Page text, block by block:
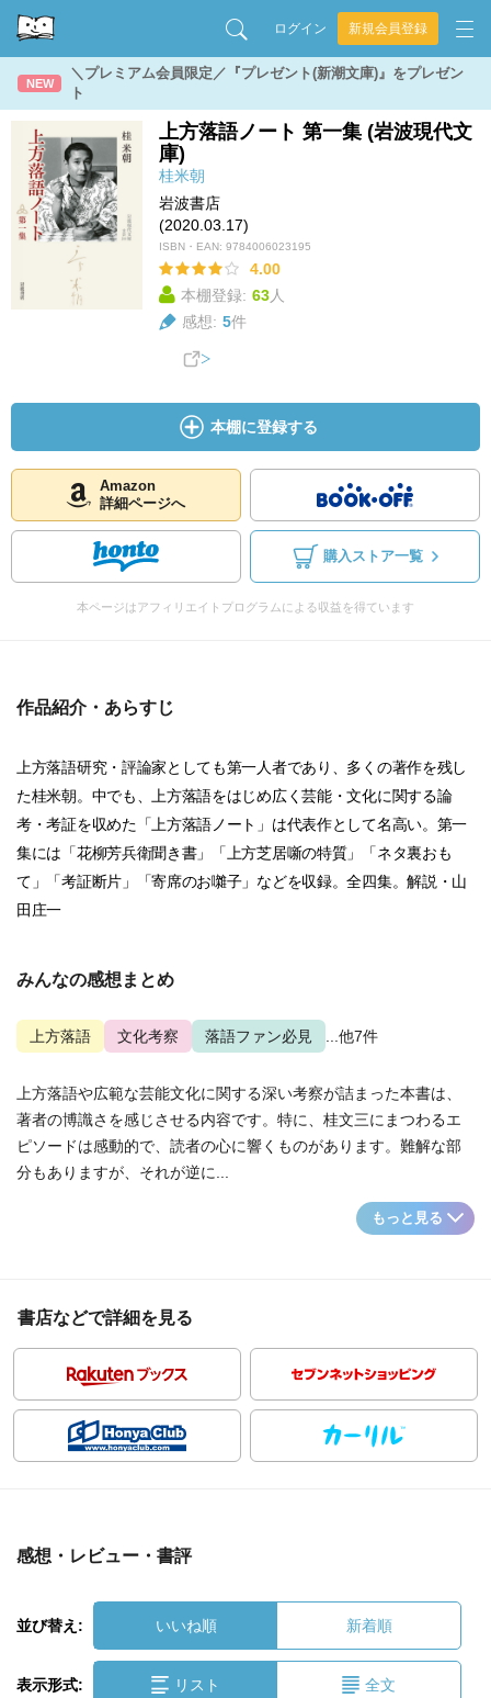
ログイン 新規会員登録
NEW
＼プレミアム会員限定／『プレゼント(新潮文庫)』をプレゼン
ト
上方落語ノート 第一集 (岩波現代文
庫)
桂米朝
岩波書店
(2020.03.17)
ISBN・EAN: 9784006023195
4.00
本棚登録: 63人
感想: 5件
本棚に登録する
Amazon
詳細ページへ
購入ストア一覧
本ページはアフィリエイトプログラムによる収益を得ています
作品紹介・あらすじ
上方落語研究・評論家としても第一人者であり、多くの著作を残し
た桂米朝。中でも、上方落語をはじめ広く芸能・文化に関する論
考・考証を収めた「上方落語ノート」は代表作として名高い。第一
集には「花柳芳兵衛聞き書」「上方芝居噺の特質」「ネタ裏おも
て」「考証断片」「寄席のお囃子」などを収録。全四集。解説・山
田庄一
みんなの感想まとめ
上方落語 文化考察 落語ファン必見 ...他7件
上方落語や広範な芸能文化に関する深い考察が詰まった本書は、
著者の博識さを感じさせる内容です。特に、桂文三にまつわるエ
ピソードは感動的で、読者の心に響くものがあります。難解な部
分もありますが、それが逆に...
もっと見る
書店などで詳細を見る
感想・レビュー・書評
並び替え: いいね順 新着順
表示形式: リスト 全文